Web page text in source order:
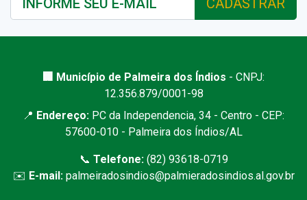
CADASTRAR
🏢 Município de Palmeira dos Índios - CNPJ:
12.356.879/0001-98
📍 Endereço: PC da Independencia, 34 - Centro - CEP:
57600-010 - Palmeira dos Índios/AL
📞 Telefone:(82) 93618-0719
✉️ E-mail: palmeiradosindios@palmieradosindios.al.gov.br